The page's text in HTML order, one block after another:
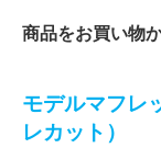
商品をお買い物
モデルマフレ
レカット）